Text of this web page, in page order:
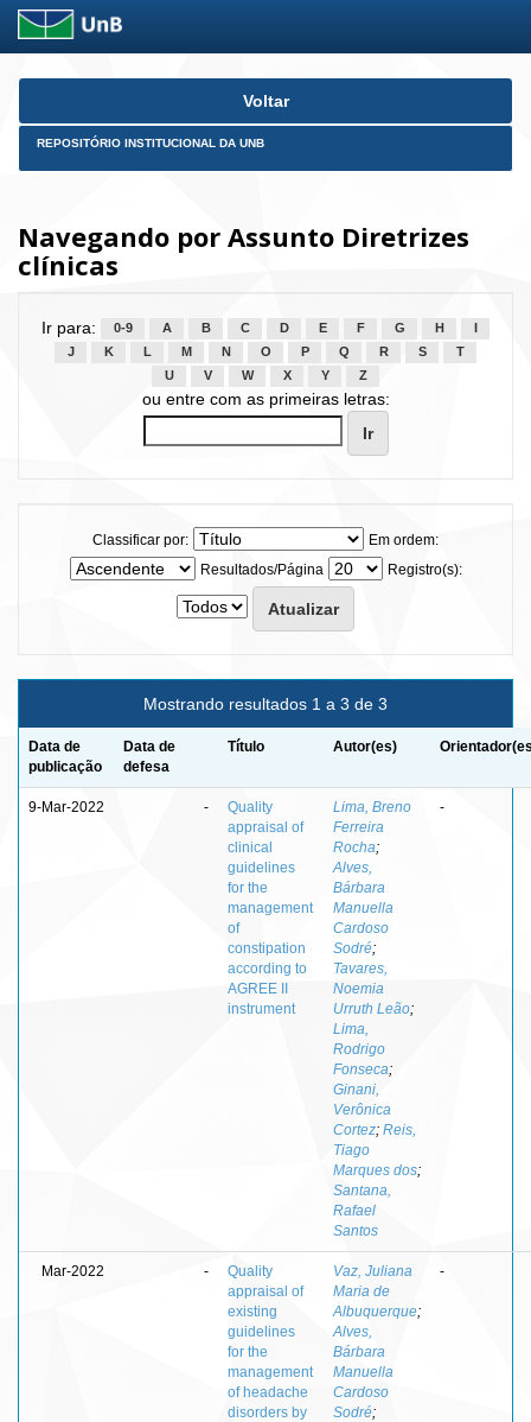
Skip
Voltar
REPOSITÓRIO INSTITUCIONAL DA UNB
Navegando por Assunto Diretrizes
clínicas
Ir para: 0-9 A B C D E F G H
J
K L M N O P Q R S
T
U
V W X Y Z
ou entre com as primeiras letras:
Classificar por:
Em ordem:
Resultados/Página
Registro(s):
Mostrando resultados 1 a 3 de 3
Data de
publicação
Data de
defesa
Título Autor(es)
9-Mar-2022 -
Quality
appraisal of
clinical
guidelines
for the
management
of
constipation
according to
AGREE II
instrument
Lima, Breno
Ferreira
Rocha;
Alves,
Bárbara
Manuella
Cardoso
Sodré;
Tavares,
Noemia
Urruth Leão;
Lima,
Rodrigo
Fonseca;
Ginani,
Verônica
Cortez; Reis,
Tiago
Marques dos;
Santana,
Rafael
Santos
-
Mar-2022 -
Quality
appraisal of
existing
guidelines
for the
management
of headache
disorders by
Vaz, Juliana
Maria de
Albuquerque;
Alves,
Bárbara
Manuella
Cardoso
Sodré;
-